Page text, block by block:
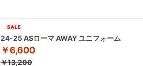
24-25 ASローマ AWAY ユニフォーム
￥6,600
￥13,200